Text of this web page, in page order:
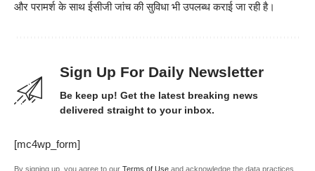
और परामर्श के साथ ईसीजी जांच की सुविधा भी उपलब्ध कराई जा रही है।
Sign Up For Daily Newsletter
Be keep up! Get the latest breaking news
delivered straight to your inbox.
[mc4wp_form]
By signing up, you agree to our Terms of Use and acknowledge the data practices